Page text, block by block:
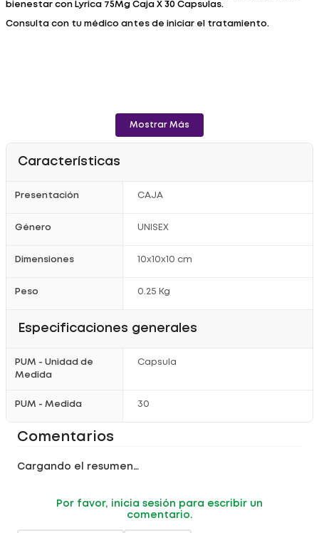
bienestar con Lyrica 75Mg Caja X 30 Capsulas.
Consulta con tu médico antes de iniciar el tratamiento.
Mostrar Más
Características
Presentación CAJA
Género UNISEX
Dimensiones 10x10x10 cm
Peso 0.25 Kg
Especificaciones generales
PUM - Unidad de
Medida
Capsula
PUM - Medida 30
Comentarios
Cargando el resumen…
Por favor, inicia sesión para escribir un
comentario.